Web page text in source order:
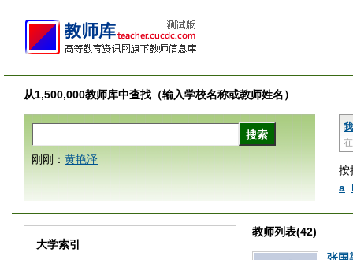
从1,500,000教师库中查找（输入学校名称或教师姓名）
按
a
刚刚： 黄艳泽
教师列表(42)
大学索引